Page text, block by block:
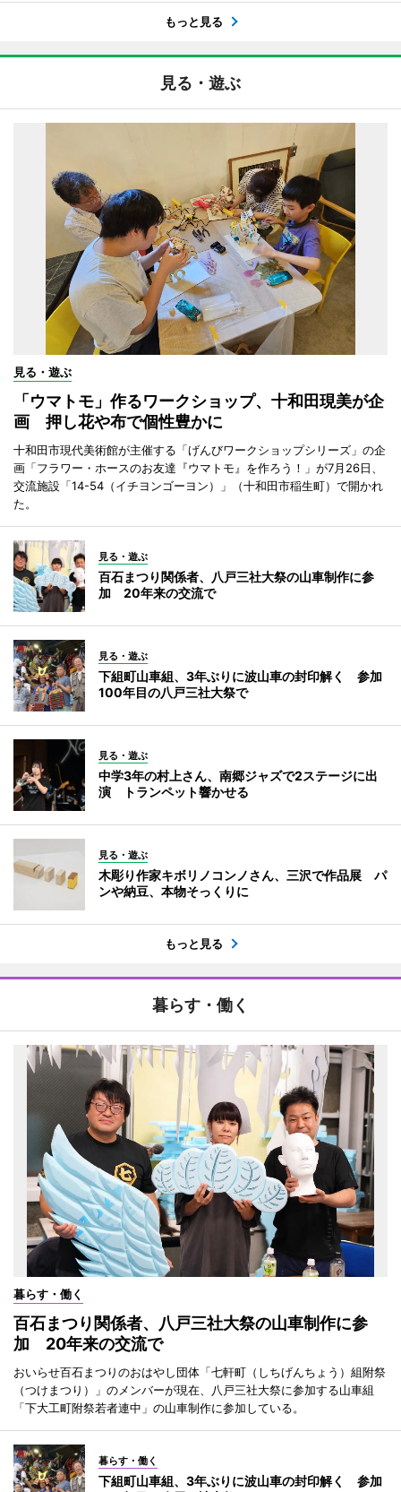
もっと見る
見る・遊ぶ
見る・遊ぶ
「ウマトモ」作るワークショップ、十和田現美が企
画 押し花や布で個性豊かに
十和田市現代美術館が主催する「げんびワークショップシリーズ」の企
画「フラワー・ホースのお友達『ウマトモ』を作ろう！」が7月26日、
交流施設「14-54（イチヨンゴーヨン）」（十和田市稲生町）で開かれ
た。
見る・遊ぶ
百石まつり関係者、八戸三社大祭の山車制作に参
加 20年来の交流で
見る・遊ぶ
下組町山車組、3年ぶりに波山車の封印解く 参加
100年目の八戸三社大祭で
見る・遊ぶ
中学3年の村上さん、南郷ジャズで2ステージに出
演 トランペット響かせる
見る・遊ぶ
木彫り作家キボリノコンノさん、三沢で作品展 パ
ンや納豆、本物そっくりに
もっと見る
暮らす・働く
暮らす・働く
百石まつり関係者、八戸三社大祭の山車制作に参
加 20年来の交流で
おいらせ百石まつりのおはやし団体「七軒町（しちげんちょう）組附祭
（つけまつり）」のメンバーが現在、八戸三社大祭に参加する山車組
「下大工町附祭若者連中」の山車制作に参加している。
暮らす・働く
下組町山車組、3年ぶりに波山車の封印解く 参加